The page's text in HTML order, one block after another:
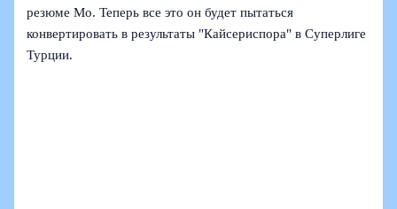
резюме Мо. Теперь все это он будет пытаться
конвертировать в результаты "Кайсериспора" в Суперлиге
Турции.